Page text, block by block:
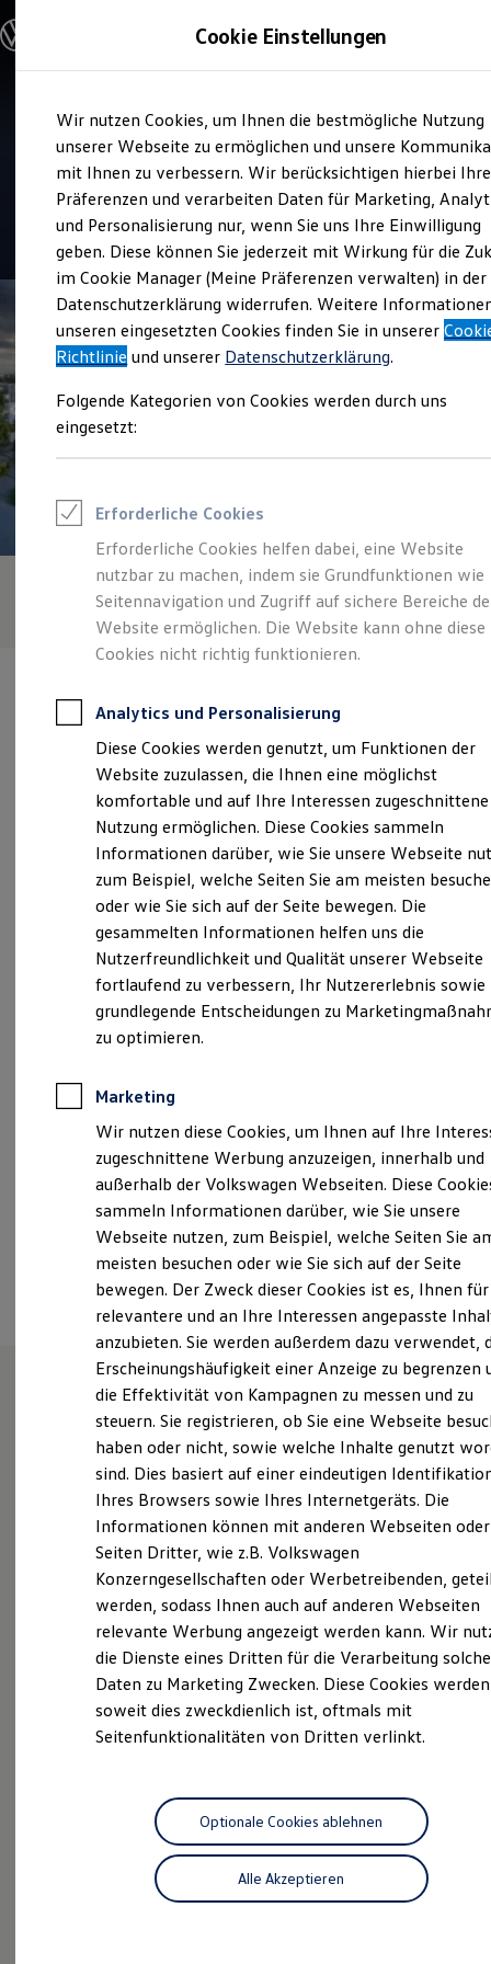
Hauptinhalt
springen
Footer
springen
Modelle & Konfigurator
Nutzfahrzeugkategorien entdecken
Modelle konfigurieren
Vorgängermodelle und Oldtimer
Vorgängermodelle
Oldtimer
Bulli Historie
Branchenlösungen & Gewerbekunden
Umbaulösungen und Hersteller finden
Auf- und Umbauten entdecken & konfigurieren
Groß- und Sonderkunden
Großkunden
Kommunen & Behörden
Journalisten
Sportvereine
Branchenlösungen
Gewerbliche Personenbeförderung
Service & mobile Werkstätten
Kühlfahrzeuge
ONE Business ID Vorteile
Fahrzeugsuche & Marktplatz
Fahrzeugsuche
Fahrzeuge online kaufen
Digitaler Marktplatz
Kauf & Finanzierung
Online-Fahrzeugbewertung
Aktionen & Angebote
Für Gewerbekunden
Profi Paket
TopDeal
Gebrauchtwagen
ProfiPartner für Gebrauchtwagen
Zertifizierte Gebrauchtwagen
Finanzierung
Für Privatkunden
Für Gewerbekunden
Leasing
Für Privatkunden
Für Gewerbekunden
Versicherungen & Garantien
Garantien
Kfz-Versicherung für Nutzfahrzeuge
Restschuldversicherung
Wartungsverträge
Besitzer & Service
Sommer-Special
Reparatur, Pflege & Inspektion
Servicetermin anfragen
Service-Vorteile bei Volkswagen Nutzfahrzeuge
Economy Service
Räder & Reifen Service
Ersatzfahrzeuge
Notdienst und Pannenhilfe
Software, Konnektivität & Apps
California App
VW Connect für Ihren ID. Buzz
VW Connect für Ihren Transporter/Caravelle
VW Connect für Ihren Amarok
VW Connect für andere Modelle
Connect Pro
Fleet Interface Data
Multistop Pathfinder
Übersicht Software Updates
Hilfreiches für Besitzer
Fahrerassistenz- und Sicherheitssysteme
Kontrollleuchten
Kurzfahrprofile und Ölverdünnung
Batterieverordnung
XTL-Dieselkraftstoff
Ersatzteile und Betriebsflüssigkeiten
Original Zubehör und Lifestyle Produkte
myVolkswagen Business
Elektrisch & Autonom
Elektro - & Hybridfahrzeuge
Klimafreundlicher Strom
Ladezeitensimulator
Ladelösungen für Privatkunden
Ladelösungen für Gewerbekunden
Wallbox und Ladekabel
Bidirektionales Laden
Förderung & Kosten der Elektrofahrzeuge
Verkauf und Service
Hahn Automobile NL
Ludwigsburg
4.6|146 Bewertungen
Verantwortlich für die Inhalte auf dieser Seite ist die Hahn
Automobile GmbH + Co. KG NL Ludwigsburg
Impressum & Rechtliches)
Teinacher Straße 59, 71634 Ludwigsburg
vw-ludwigsburg@hahn-automobile.de
+49 7141 22500
Montag-Freitag 07:00-18:00 Uhr
Samstag
Ansprechpartner
Herzlich willkommen bei
Hahn
Als schwäbische Unternehmerfamilie mit über 100
Jahren Erfahrung wissen wir, wie wichtig es ist,
Tradition mit Innovation zu verbinden. An unseren 14
Volkswagen Nutzfahrzeuge Standorten in der Region
bieten wir Ihnen den perfekten Service rund um die
Marke Volkswagen Nutzfahrzeuge – immer mit dem
Anspruch, Ihre Erwartungen zu übertreffen.
Überzeugen Sie sich selbst und besuchen Sie unseren
Volkswagen Nutzfahrzeuge Standort Ludwigsburg.
Das sind unsere Leistungen
Neuwagen Nutzfahrzeuge
Cookie Einstellungen
Wir nutzen Cookies, um Ihnen die bestmögliche Nutzung
unserer Webseite zu ermöglichen und unsere
mit Ihnen zu verbessern. Wir berücksichtigen hierbei Ihre
Präferenzen und verarbeiten Daten für Marketing,
und Personalisierung nur, wenn Sie uns Ihre Einwilligung
geben. Diese können Sie jederzeit mit Wirkung für die
im Cookie Manager (Meine Präferenzen verwalten) in der
Datenschutzerklärung widerrufen. Weitere
unseren eingesetzten Cookies finden Sie in unserer
Richtlinie und unserer Datenschutzerklärung.
Folgende Kategorien von Cookies werden durch uns
eingesetzt:
Erforderliche Cookies
Erforderliche Cookies helfen dabei, eine Website
nutzbar zu machen, indem sie Grundfunktionen wie
Seitennavigation und Zugriff auf sichere Bereiche
Website ermöglichen. Die Website kann ohne diese
Cookies nicht richtig funktionieren.
Analytics und Personalisierung
Diese Cookies werden genutzt, um Funktionen der
Website zuzulassen, die Ihnen eine möglichst
komfortable und auf Ihre Interessen zugeschnittene
Nutzung ermöglichen. Diese Cookies sammeln
Informationen darüber, wie Sie unsere Webseite
zum Beispiel, welche Seiten Sie am meisten
oder wie Sie sich auf der Seite bewegen. Die
gesammelten Informationen helfen uns die
Nutzerfreundlichkeit und Qualität unserer Webseite
fortlaufend zu verbessern, Ihr Nutzererlebnis sowie
grundlegende Entscheidungen zu
zu optimieren.
Marketing
Wir nutzen diese Cookies, um Ihnen auf Ihre
zugeschnittene Werbung anzuzeigen, innerhalb und
außerhalb der Volkswagen Webseiten. Diese
sammeln Informationen darüber, wie Sie unsere
Webseite nutzen, zum Beispiel, welche Seiten Sie
meisten besuchen oder wie Sie sich auf der Seite
bewegen. Der Zweck dieser Cookies ist es, Ihnen für
relevantere und an Ihre Interessen angepasste
anzubieten. Sie werden außerdem dazu verwendet,
Erscheinungshäufigkeit einer Anzeige zu begrenzen
die Effektivität von Kampagnen zu messen und zu
steuern. Sie registrieren, ob Sie eine Webseite
haben oder nicht, sowie welche Inhalte genutzt
sind. Dies basiert auf einer eindeutigen
Ihres Browsers sowie Ihres Internetgeräts. Die
Informationen können mit anderen Webseiten oder
Seiten Dritter, wie z.B. Volkswagen
Konzerngesellschaften oder Werbetreibenden,
werden, sodass Ihnen auch auf anderen Webseiten
relevante Werbung angezeigt werden kann. Wir
die Dienste eines Dritten für die Verarbeitung
Daten zu Marketing Zwecken. Diese Cookies
soweit dies zweckdienlich ist, oftmals mit
Seitenfunktionalitäten von Dritten verlinkt.
Alle Akzeptieren
Optionale Cookies ablehnen